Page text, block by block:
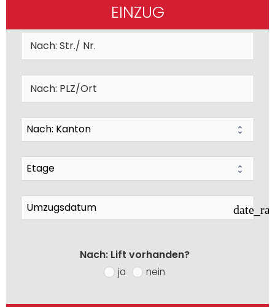
EINZUG
Nach: Lift vorhanden?
ja nein